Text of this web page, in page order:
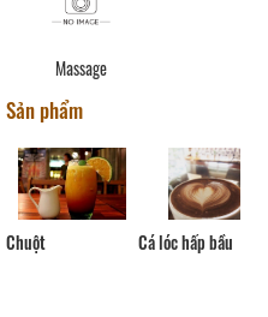
Massage
Sản phẩm
Chuột Cá lóc hấp bầu